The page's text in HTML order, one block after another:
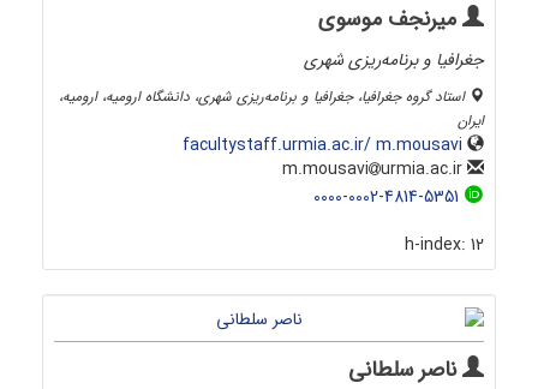
میرنجف موسوی
جغرافیا و برنامه‌ریزی شهری
استاد گروه جغرافیا، جغرافیا و برنامه‌ریزی شهری، دانشگاه ارومیه، ارومیه،
ایران
facultystaff.urmia.ac.ir/ m.mousavi
urmia.ac.ir
0000-0002-4814-5351
h-index: 12
ناصر سلطانی